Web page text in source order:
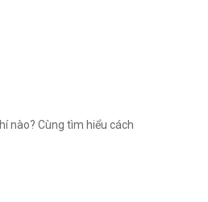
nào? Cùng tìm hiểu cách